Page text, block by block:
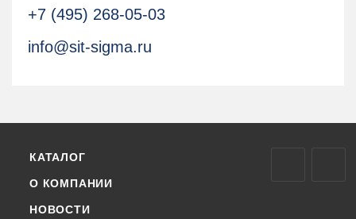
+7 (495) 268-05-03
info@sit-sigma.ru
КАТАЛОГ
О КОМПАНИИ
НОВОСТИ